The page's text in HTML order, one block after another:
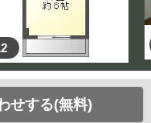
せする(無料)